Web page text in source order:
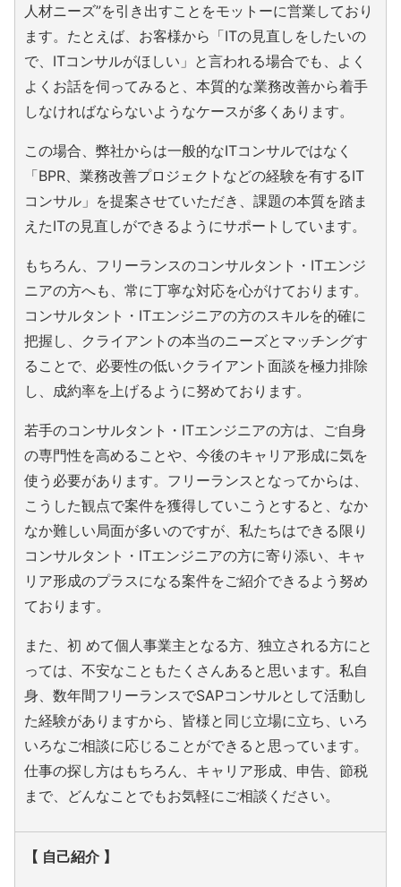
人材ニーズ”を引き出すことをモットーに営業しており
ます。たとえば、お客様から「ITの見直しをしたいの
で、ITコンサルがほしい」と言われる場合でも、よく
よくお話を伺ってみると、本質的な業務改善から着手
しなければならないようなケースが多くあります。
この場合、弊社からは一般的なITコンサルではなく
「BPR、業務改善プロジェクトなどの経験を有するIT
コンサル」を提案させていただき、課題の本質を踏ま
えたITの見直しができるようにサポートしています。
もちろん、フリーランスのコンサルタント・ITエンジ
ニアの方へも、常に丁寧な対応を心がけております。
コンサルタント・ITエンジニアの方のスキルを的確に
把握し、クライアントの本当のニーズとマッチングす
ることで、必要性の低いクライアント面談を極力排除
し、成約率を上げるように努めております。
若手のコンサルタント・ITエンジニアの方は、ご自身
の専門性を高めることや、今後のキャリア形成に気を
使う必要があります。フリーランスとなってからは、
こうした観点で案件を獲得していこうとすると、なか
なか難しい局面が多いのですが、私たちはできる限り
コンサルタント・ITエンジニアの方に寄り添い、キャ
リア形成のプラスになる案件をご紹介できるよう努め
ております。
また、初 めて個人事業主となる方、独立される方にと
っては、不安なこともたくさんあると思います。私自
身、数年間フリーランスでSAPコンサルとして活動し
た経験がありますから、皆様と同じ立場に立ち、いろ
いろなご相談に応じることができると思っています。
仕事の探し方はもちろん、キャリア形成、申告、節税
まで、どんなことでもお気軽にご相談ください。
【 自己紹介 】